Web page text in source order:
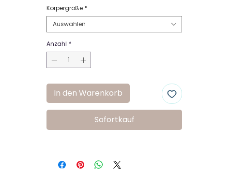
ve konforlu bir ortam sağlar.
•Saten Kurdela Bağcık: Ayakkabının üst
kısmındaki zarif saten kurdela, modeli daha
•Kaymaz ve Yumuşak Taban: Bebeğinizin
Bebeğinizin ayak gelişimini destekleyen
yapısı ile rahat bir kullanım sağlar.
romantik ve zarif detaylarıyla bebeğinizin
Körpergröße *
Auswählen
Anzahl *
In den Warenkorb
Sofortkauf